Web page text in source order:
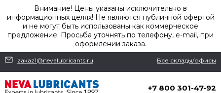
Внимание! Цены указаны исключительно в
информационных целях! Не являются публичной офертой
и не могут быть использованы как коммерческое
предложение. Просьба уточнять по телефону, e-mail, при
оформлении заказа.
zakaz1@nevalubricants.ru Все склады/офисы
+7 800 301-47-92